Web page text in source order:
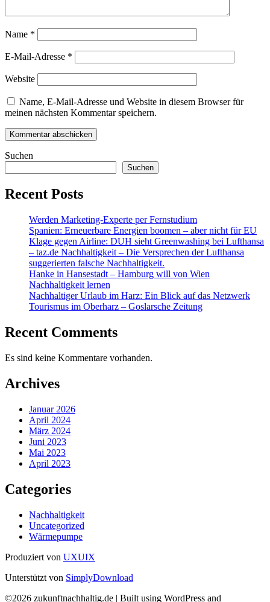
Name *
E-Mail-Adresse *
Website
Name, E-Mail-Adresse und Website in diesem Browser für
meinen nächsten Kommentar speichern.
Suchen
Suchen
Recent Posts
Werden Marketing-Experte per Fernstudium
Spanien: Erneuerbare Energien boomen – aber nicht für EU
Klage gegen Airline: DUH sieht Greenwashing bei Lufthansa
– taz.de Nachhaltigkeit – Die Versprechen der Lufthansa
suggerierten falsche Nachhaltigkeit.
Hanke in Hansestadt – Hamburg will von Wien
Nachhaltigkeit lernen
Nachhaltiger Urlaub im Harz: Ein Blick auf das Netzwerk
Tourismus im Oberharz – Goslarsche Zeitung
Recent Comments
Es sind keine Kommentare vorhanden.
Archives
Januar 2026
April 2024
März 2024
Juni 2023
Mai 2023
April 2023
Categories
Nachhaltigkeit
Uncategorized
Wärmepumpe
Produziert von UXUIX
Unterstützt von SimplyDownload
©2026 zukunftnachhaltig.de | Built using WordPress and